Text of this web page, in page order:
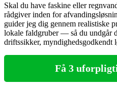
Skal du have faskine eller
rådgiver inden for
guider jeg dig gennem realistiske
lokale faldgruber — så du undgår
driftssikker, myndighedsgodkendt
Få 3